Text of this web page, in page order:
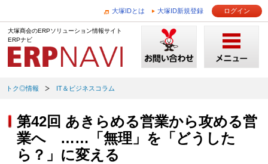
大塚IDとは 大塚ID新規登録 ログイン
大塚商会のERPソリューション情報サイト
ERPナビ
トク◎情報 IT＆ビジネスコラム
第42回 あきらめる営業から攻める営
業へ ……「無理」を「どうした
ら？」に変える